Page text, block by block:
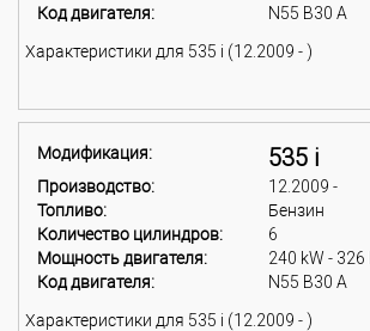
Код двигателя:
N55 B30 A
Характеристики для 535 i (12.2009 - )
Модификация: 535 i
Производство:
12.2009 -
Топливо:
Бензин
Количество цилиндров:
6
Мощность двигателя:
240 kW - 326
Код двигателя:
N55 B30 A
Характеристики для 535 i (12.2009 - )